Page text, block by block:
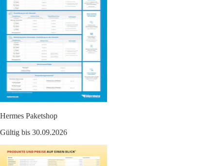
Hermes Paketshop
Gültig bis 30.09.2026